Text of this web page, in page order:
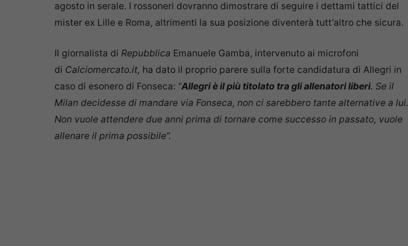
agosto in serale. I rossoneri dovranno dimostrare di seguire i dettami tattici del
mister ex Lille e Roma, altrimenti la sua posizione diventerà tutt’altro che sicura.
Il giornalista di Repubblica Emanuele Gamba, intervenuto ai microfoni
di Calciomercato.it, ha dato il proprio parere sulla forte candidatura di Allegri in
caso di esonero di Fonseca: “Allegri è il più titolato tra gli allenatori liberi. Se il
Milan decidesse di mandare via Fonseca, non ci sarebbero tante alternative a lui.
Non vuole attendere due anni prima di tornare come successo in passato, vuole
allenare il prima possibile”.